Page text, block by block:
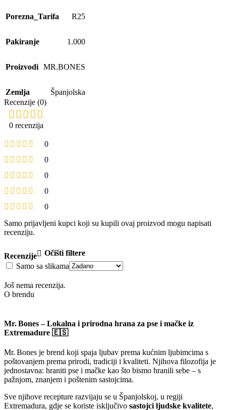
Porezna_Tarifa R25
Pakiranje 1.000
Proizvodi MR.BONES
Zemlja
Španjolska
Recenzije (0)
0 recenzija
0
0
0
0
0
Recenzije
Očišti filtere
Samo sa slikama
Još nema recenzija.
Samo prijavljeni kupci koji su kupili ovaj proizvod mogu napisati
recenziju.
O brendu
Mr. Bones – Lokalna i prirodna hrana za pse i mačke iz
Extremadure 🇪🇸
Mr. Bones je brend koji spaja ljubav prema kućnim ljubimcima s
poštovanjem prema prirodi, tradiciji i kvaliteti. Njihova filozofija je
jednostavna: hraniti pse i mačke kao što bismo hranili sebe – s
pažnjom, znanjem i poštenim sastojcima.
Sve njihove recepture razvijaju se u Španjolskoj, u regiji
Extremadura, gdje se koriste isključivo sastojci ljudske kvalitete,